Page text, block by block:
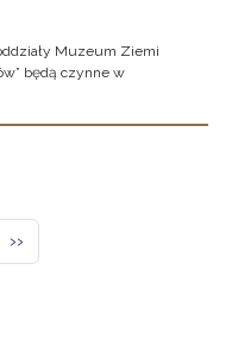
Muzeum Ziemi
będą czynne w
Następna strona
››